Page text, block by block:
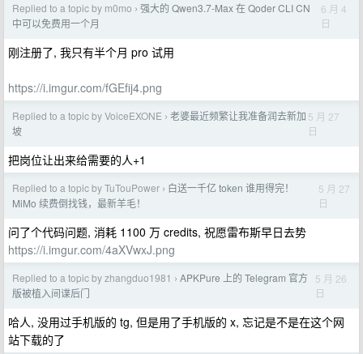
Replied to a topic by m0mo › 强大的 Qwen3.7-Max 在 Qoder CLI CN
中可以免费用一个月
6 月 4
日
刚注册了, 我只有半个月 pro 试用
https://i.imgur.com/fGEfij4.png
Replied to a topic by VoiceEXONE › 老婆最近频繁让我准备润去新加
坡
5 月 27
日
把岗位让出来给需要的人+1
Replied to a topic by TuTouPower › 白送一千亿 token 谁用得完！
MiMo 续费倒找钱，最新羊毛！
5 月 27
日
问了个代码问题, 消耗 1100 万 credits, 祝愿雷布斯早日去势
https://i.imgur.com/4aXVwxJ.png
Replied to a topic by zhangduo1981 › APKPure 上的 Telegram 官方
版被植入间谍后门
5 月 26
日
哈人, 没用过手机版的 tg, 但是用了手机版的 x, 忘记是不是在这个网
站下载的了